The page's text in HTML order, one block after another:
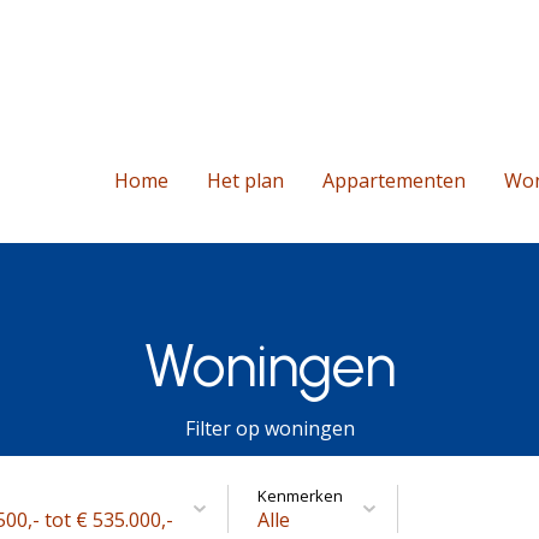
Home Het plan Appartementen
Woningen
Filter op woningen
tot € 535.000,-
Kenmerken
Alle